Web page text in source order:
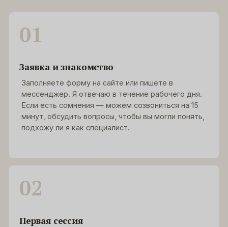
01
Заявка и знакомство
Заполняете форму на сайте или пишете в
мессенджер. Я отвечаю в течение рабочего дня.
Если есть сомнения — можем созвониться на 15
минут, обсудить вопросы, чтобы вы могли понять,
подхожу ли я как специалист.
02
Первая сессия